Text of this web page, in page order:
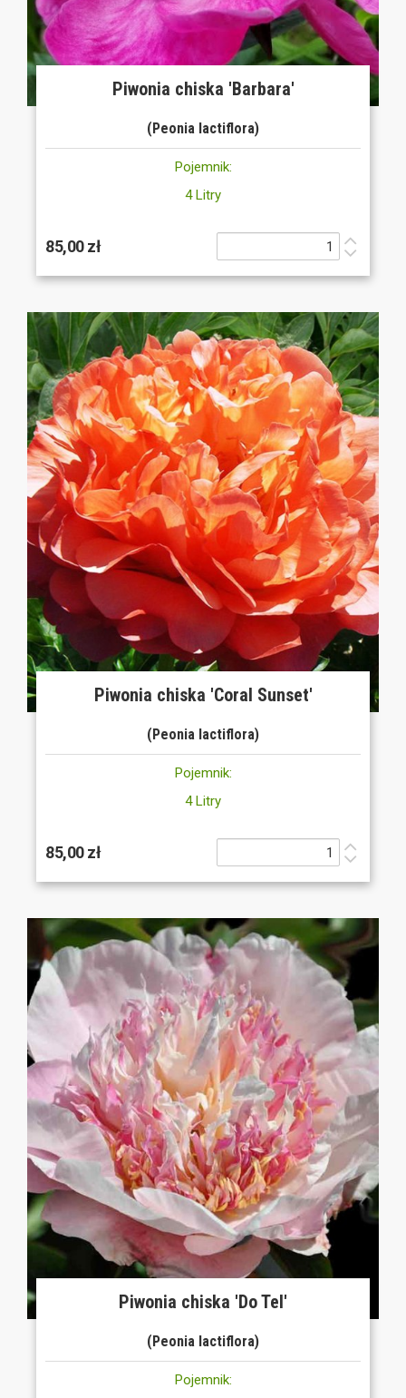
Piwonia chiska 'Barbara'
(Peonia lactiflora)
Pojemnik:
4 Litry
85,00 zł
Piwonia chiska 'Coral Sunset'
(Peonia lactiflora)
Pojemnik:
4 Litry
85,00 zł
Piwonia chiska 'Do Tel'
(Peonia lactiflora)
Pojemnik: